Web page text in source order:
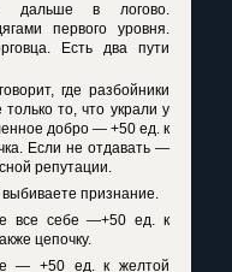
дальше в логово.
первого уровня.
Есть два пути
где разбойники
то, что украли у
добро — +50 ед. к
Если не отдавать —
репутации.
признание.
все себе —+50 ед. к
цепочку.
— +50 ед. к желтой